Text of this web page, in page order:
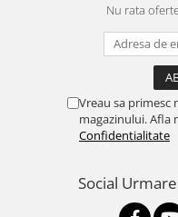
Nu rata
Vreau sa
magazinului. Afla
Confidentialitate
Social